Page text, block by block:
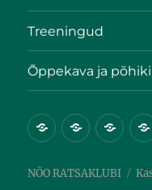
Treeningud
Õppekava ja
NÕO RATSAKLUBI